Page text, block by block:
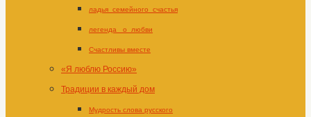
ладья_семейного_счастья
легенда _о_любви
Счастливы вместе
«Я люблю Россию»
Традиции в каждый дом
Мудрость слова русского